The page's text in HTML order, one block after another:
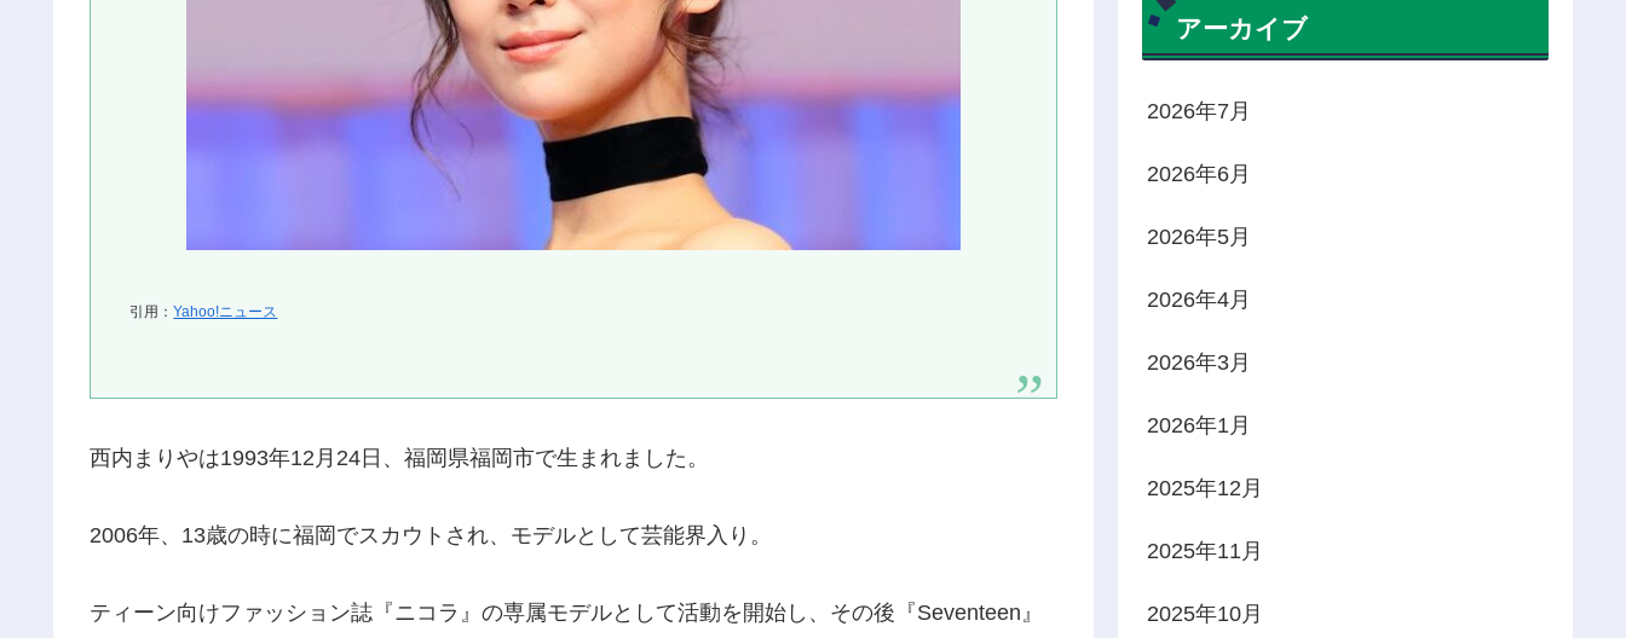
引用：Yahoo!ニュース
西内まりやは1993年12月24日、 福岡県福岡市で生まれました。
2006年、 13歳の時に福岡でスカウトされ、モデルとして芸能界入り。
ティーン向けファッション誌『ニコラ』 の専属モデルとして活動を開始し、その後『Seventeen』
アーカイブ
2026年7月
2026年6月
2026年5月
2026年4月
2026年3月
2026年1月
2025年12月
2025年11月
2025年10月